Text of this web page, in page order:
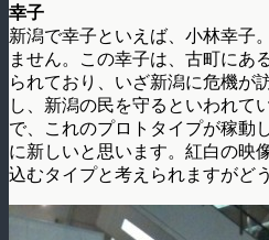
幸子
新潟で幸子といえば、小林幸子
ません。この幸子は、古町にあ
られており、いざ新潟に危機が
し、新潟の民を守るといわれて
で、これのプロトタイプが稼動
に新しいと思います。紅白の映
込むタイプと考えられますがど